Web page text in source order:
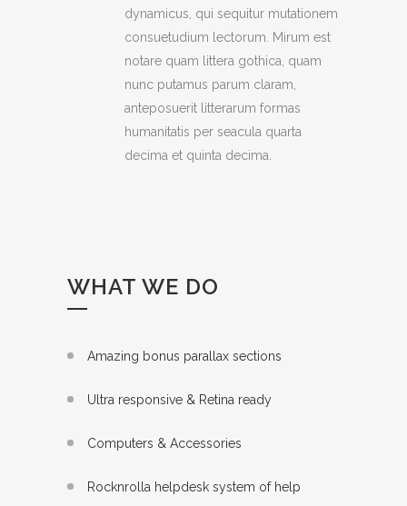
dynamicus, qui sequitur mutationem
consuetudium lectorum. Mirum est
notare quam littera gothica, quam
nunc putamus parum claram,
anteposuerit litterarum formas
humanitatis per seacula quarta
decima et quinta decima.
WHAT WE DO
Amazing bonus parallax sections
Ultra responsive & Retina ready
Computers & Accessories
Rocknrolla helpdesk system of help